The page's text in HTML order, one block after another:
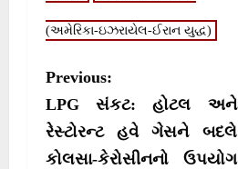
(અમેરિકા-ઇઝરાયેલ-ઈરાન યુદ્ધ)
P
o
s
Previous:
LPG સંકટ: હોટલ અને
રેસ્ટોરન્ટ હવે ગેસને બદલે
કોલસા-કેરોસીનનો ઉપયોગ